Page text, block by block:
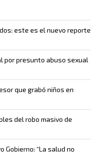
este es el nuevo reporte
por presunto abuso sexual
que grabó niños en
del robo masivo de
Gobierno: “La salud no